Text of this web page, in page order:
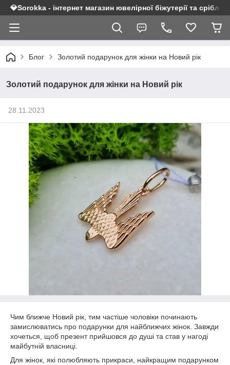
💎Sorokka - інтернет магазин ювелірної біжутерії та срібла
Блог Золотий подарунок для жінки на Новий рік
Золотий подарунок для жінки на Новий рік
28.11.2023
Чим ближче Новий рік, тим частіше чоловіки починають
замислюватись про подарунки для найближчих жінок. Завжди
хочеться, щоб презент прийшовся до душі та став у нагоді
майбутній власниці.
Для жінок, які полюбляють прикраси, найкращим подарунком